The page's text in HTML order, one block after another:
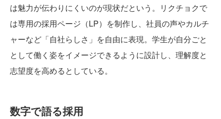
は魅力が伝わりにくいのが現状だという。リクチョクで
は専用の採用ページ（LP）を制作し、社員の声やカルチ
ャーなど「自社らしさ」を自由に表現。学生が自分ごと
として働く姿をイメージできるように設計し、理解度と
志望度を高めるとしている。
数字で語る採用